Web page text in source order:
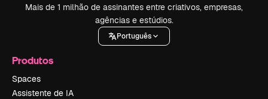
Mais de 1 milhão de assinantes entre criativos, empresas,
agências e estúdios.
Português
Produtos
Spaces
Assistente de IA